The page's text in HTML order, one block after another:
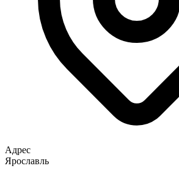
Адрес
Ярославль